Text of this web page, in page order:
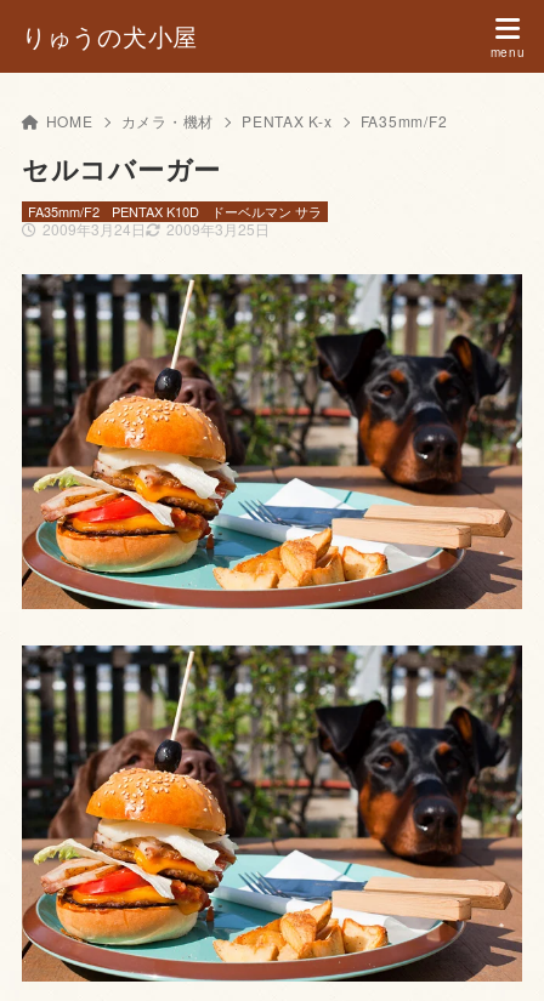
りゅうの犬小屋
HOME カメラ・機材 PENTAX K-x FA35mm/F2
セルコバーガー
2009年3月24日 2009年3月25日
FA35mm/F2 PENTAX K10D ドーベルマン サラ